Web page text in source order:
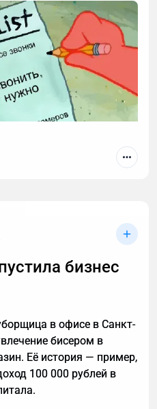
разговоры в текст,
устные договоренности
принцип
ее применения. А
бизнес
в офисе в Санкт-
бисером в
Её история — пример,
100 000 рублей в